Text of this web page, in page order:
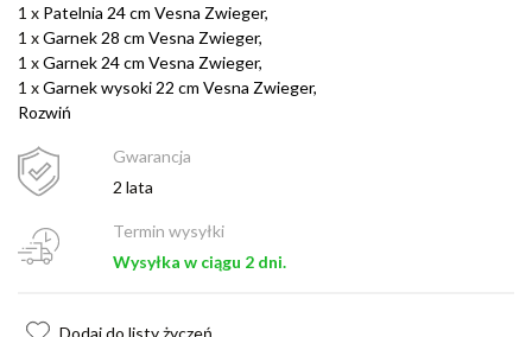
1 x Patelnia 24 cm Vesna Zwieger,
1 xGarnek 28 cm Vesna Zwieger,
1 xGarnek 24 cm Vesna Zwieger,
1 xGarnek wysoki 22 cm Vesna Zwieger,
Rozwiń
Gwarancja
2 lata
Termin wysyłki
Wysyłka w ciągu 2 dni.
Dodaj do listy życzeń